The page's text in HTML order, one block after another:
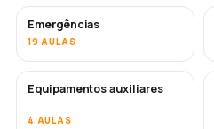
Emergências
19 AULAS
Equipamentos auxiliares
4 AULAS